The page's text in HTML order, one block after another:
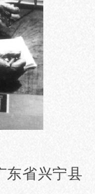
东省兴宁县